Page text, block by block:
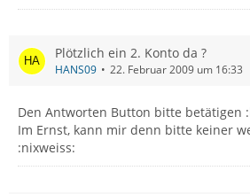
Plötzlich ein 2. Konto da ?
HANS09 22. Februar 2009 um 16:33
Den Antworten Button bitte betätigen
Im Ernst, kann mir denn bitte keiner
:nixweiss: